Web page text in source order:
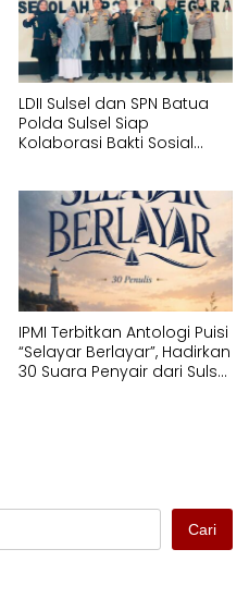
LDII Sulsel dan SPN Batua
Polda Sulsel Siap
Kolaborasi Bakti Sosial
IPMI Terbitkan Antologi Puisi
“Selayar Berlayar”, Hadirkan
30 Suara Penyair dari Sulsel
Cari